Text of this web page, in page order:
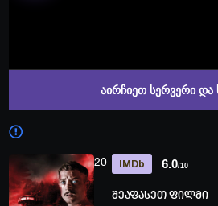
აირჩიეთ სერვერი და
IMDb 6.0/10
შეაფასეთ ფილმი
20